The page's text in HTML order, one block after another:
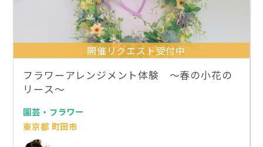
開催リクエスト受付中
フラワーアレンジメント体験 〜春の小花の
リース〜
園芸・フラワー
東京都 町田市